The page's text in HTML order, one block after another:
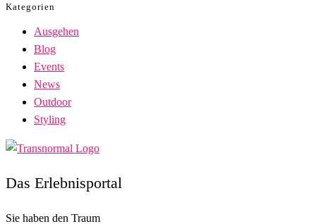
Kategorien
Ausgehen
Blog
Events
News
Outdoor
Styling
Das Erlebnisportal
Sie haben den Traum